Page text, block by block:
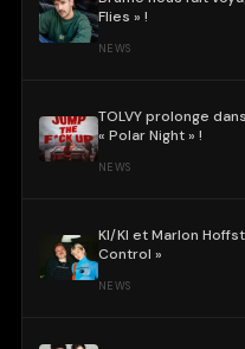
Flies » !
NEWS
TOLVY prolonge
« Polar Night » !
NEWS
KI/KI et Marlon
Control »
NEWS